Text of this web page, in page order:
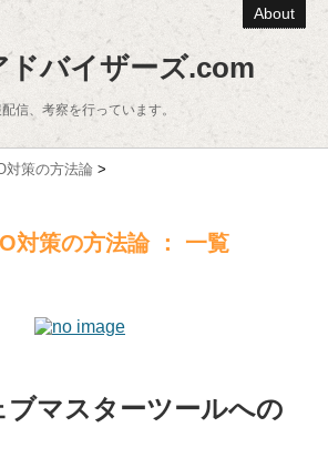
About
ドバイザーズ.com
信、考察を行っています。
対策の方法論 >
対策の方法論 ： 一覧
マスターツールへの